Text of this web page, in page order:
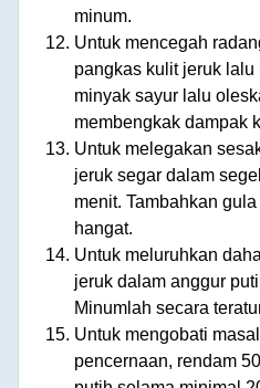
minum.
Untuk mencegah
pangkas kulit jeruk
minyak sayur lalu
membengkak dampak
Untuk melegakan
jeruk segar dalam
menit. Tambahkan
hangat.
Untuk meluruhkan
jeruk dalam anggur
Minumlah secara
Untuk mengobati
pencernaan, rendam